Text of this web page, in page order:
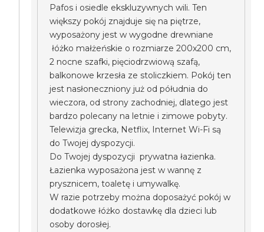
Pafos i osiedle ekskluzywnych wili. Ten
większy pokój znajduje się na piętrze,
wyposażony jest w wygodne drewniane
łóżko małżeńskie o rozmiarze 200x200 cm,
2 nocne szafki, pięciodrzwiową szafą,
balkonowe krzesła ze stoliczkiem. Pokój ten
jest nasłoneczniony już od półudnia do
wieczora, od strony zachodniej, dlatego jest
bardzo polecany na letnie i zimowe pobyty.
Telewizja grecka, Netflix, Internet Wi-Fi są
do Twojej dyspozycji.
Do Twojej dyspozycji prywatna łazienka.
Łazienka wyposażona jest w wannę z
prysznicem, toaletę i umywalkę.
W razie potrzeby można doposażyć pokój w
dodatkowe łóżko dostawkę dla dzieci lub
osoby dorosłej.